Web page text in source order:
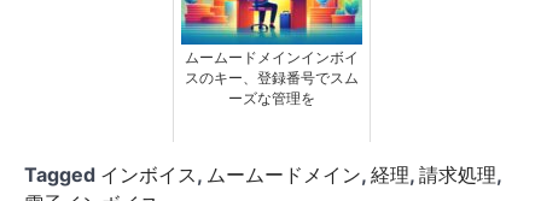
ムームードメインインボイ
スのキー、登録番号でスム
ーズな管理を
Tagged インボイス, ムームードメイン, 経理, 請求処理,